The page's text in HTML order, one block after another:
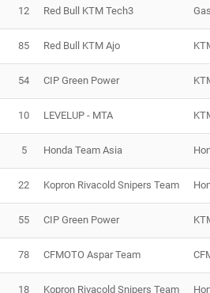
12 Red Bull KTM Tech3
85 Red Bull KTM Ajo
54 CIP Green Power
10 LEVELUP - MTA
5 Honda Team Asia
22 Kopron Rivacold Snipers Team
55 CIP Green Power
78 CFMOTO Aspar Team
18 Kopron Rivacold Snipers Team